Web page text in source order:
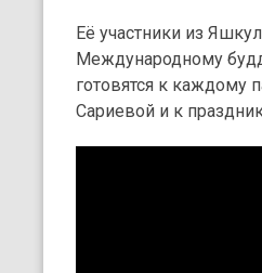
Её участники из
Международному
готовятся к каждому
Сариевой и к